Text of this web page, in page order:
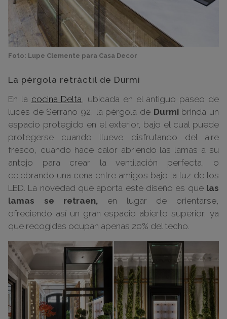
Foto: Lupe Clemente para Casa Decor
La pérgola retráctil de Durmi
En la cocina Delta , ubicada en el antiguo paseo de
luces de Serrano 92, la pérgola de Durmibrinda un
espacio protegido en el exterior, bajo el cual puede
protegerse cuando llueve disfrutando del aire
fresco, cuando hace calor abriendo las lamas a su
antojo para crear la ventilación perfecta, o
celebrando una cena entre amigos bajo la luz de los
LED. La novedad que aporta este diseño es que las
lamas se retraen, en lugar de orientarse,
ofreciendo así un gran espacio abierto superior, ya
que recogidas ocupan apenas 20% del techo.